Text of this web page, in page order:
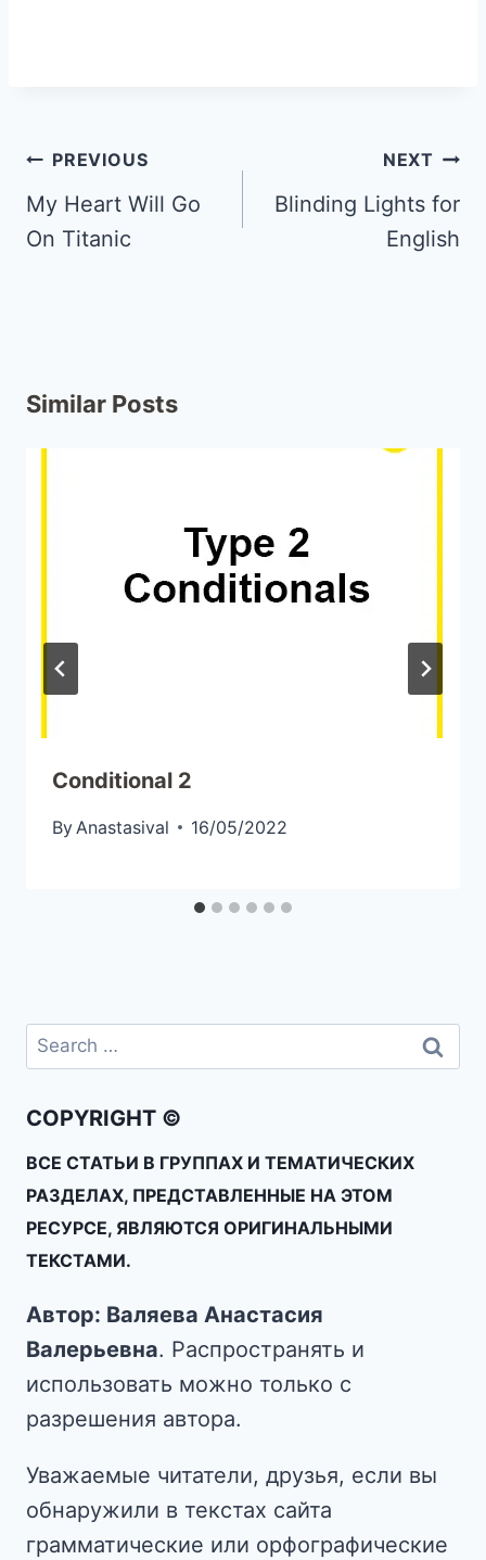
PREVIOUS
My Heart Will Go
On Titanic
NEXT
Blinding Lights for
English
Similar Posts
Conditional 2
By Anastasival 16/05/2022
COPYRIGHT ©
ВСЕ СТАТЬИ В ГРУППАХ И ТЕМАТИЧЕСКИХ
РАЗДЕЛАХ, ПРЕДСТАВЛЕННЫЕ НА ЭТОМ
РЕСУРСЕ, ЯВЛЯЮТСЯ ОРИГИНАЛЬНЫМИ
ТЕКСТАМИ.
Автор: Валяева Анастасия
Валерьевна. Распространять и
использовать можно только с
разрешения автора.
Уважаемые читатели, друзья, если вы
обнаружили в текстах сайта
грамматические или орфографические